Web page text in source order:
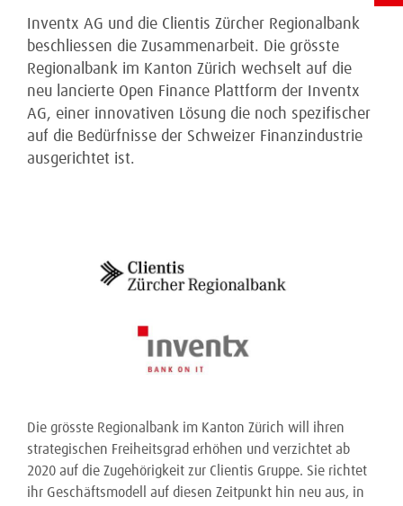
Inventx AG und die Clientis Zürcher Regionalbank
beschliessen die Zusammenarbeit. Die grösste
Regionalbank im Kanton Zürich wechselt auf die
neu lancierte Open Finance Plattform der Inventx
AG, einer innovativen Lösung die noch spezifischer
auf die Bedürfnisse der Schweizer Finanzindustrie
ausgerichtet ist.
Die grösste Regionalbank im Kanton Zürich will ihren
strategischen Freiheitsgrad erhöhen und verzichtet ab
2020 auf die Zugehörigkeit zur Clientis Gruppe. Sie richtet
ihr Geschäftsmodell auf diesen Zeitpunkt hin neu aus, in